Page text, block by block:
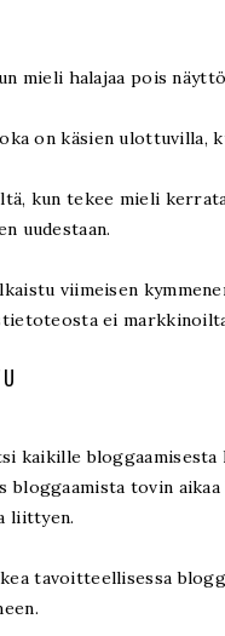
mieli halajaa pois
on käsien ulottuvilla,
kun tekee mieli
uudestaan.
viimeisen
ei
kaikille
bloggaamista tovin
liittyen.
tavoitteellisessa